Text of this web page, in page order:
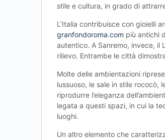
stile e cultura, in grado di
L’Italia contribuisce con gioielli
granfondoroma.com più antichi
autentico. A Sanremo, invece,
rilievo. Entrambe le città
Molte delle ambientazioni
lussuoso, le sale in stile rococò,
riprodurre l’eleganza
legata a questi spazi, in cui la
luoghi.
Un altro elemento che